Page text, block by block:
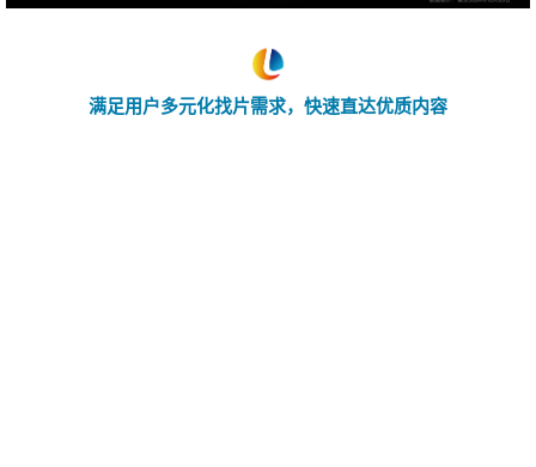
满足用户多元化找片需求，快速直达优质内容